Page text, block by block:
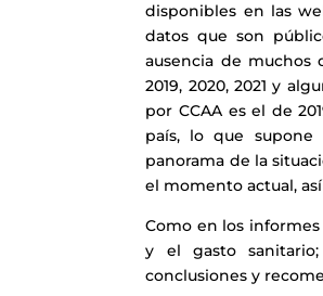
disponibles en las
datos que son
ausencia de muchos
2019, 2020, 2021 y
por CCAA es el de
país, lo que
panorama de la
el momento actual,
Como en los
y el gasto
conclusiones y